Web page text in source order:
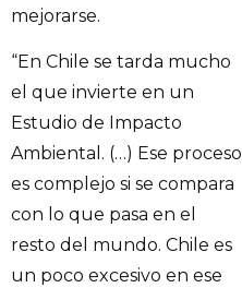
mejorarse.
“En Chile se tarda mucho
el que invierte en un
Estudio de Impacto
Ambiental. (…) Ese proceso
es complejo si se compara
con lo que pasa en el
resto del mundo. Chile es
un poco excesivo en ese